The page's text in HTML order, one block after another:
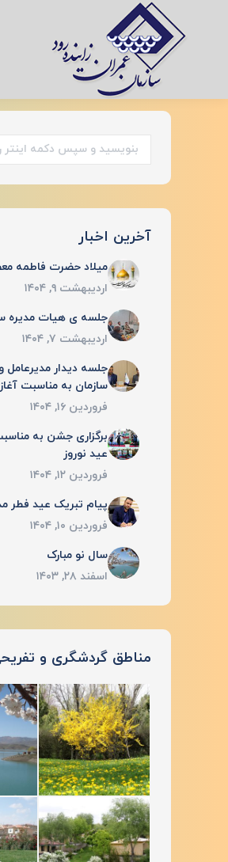
جستجو:
آخرین اخبار
میلاد حضرت فاطمه
اردیبهشت ۹, ۱۴۰۴
جلسه ی هیات مدیره
اردیبهشت ۷, ۱۴۰۴
جلسه دیدار مدیرعامل
سازمان به مناسبت آغاز
فروردین ۱۶, ۱۴۰۴
برگزاری جشن به
عید نوروز
فروردین ۱۲, ۱۴۰۴
پیام تبریک عید فطر
فروردین ۱۰, ۱۴۰۴
سال نو مبارک
اسفند ۲۸, ۱۴۰۳
مناطق گردشگری و